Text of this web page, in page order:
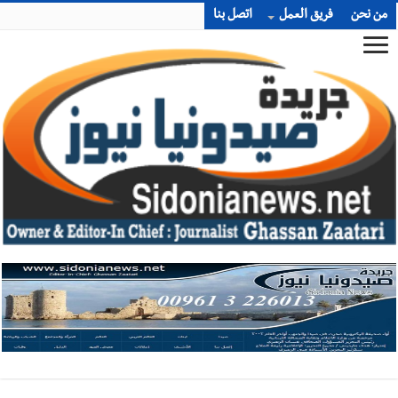
من نحن فريق العمل اتصل بنا
أخبار صيدا بلدية صيدا تهنئ نادي الأهلي صيدا بإحرازه بطولة لبنان
بكرة الطاولة للرجال للعام الرابع على التوالي